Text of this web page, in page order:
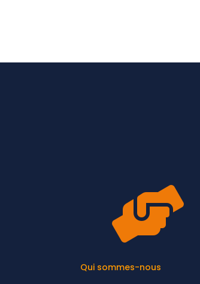

Qui sommes-nous